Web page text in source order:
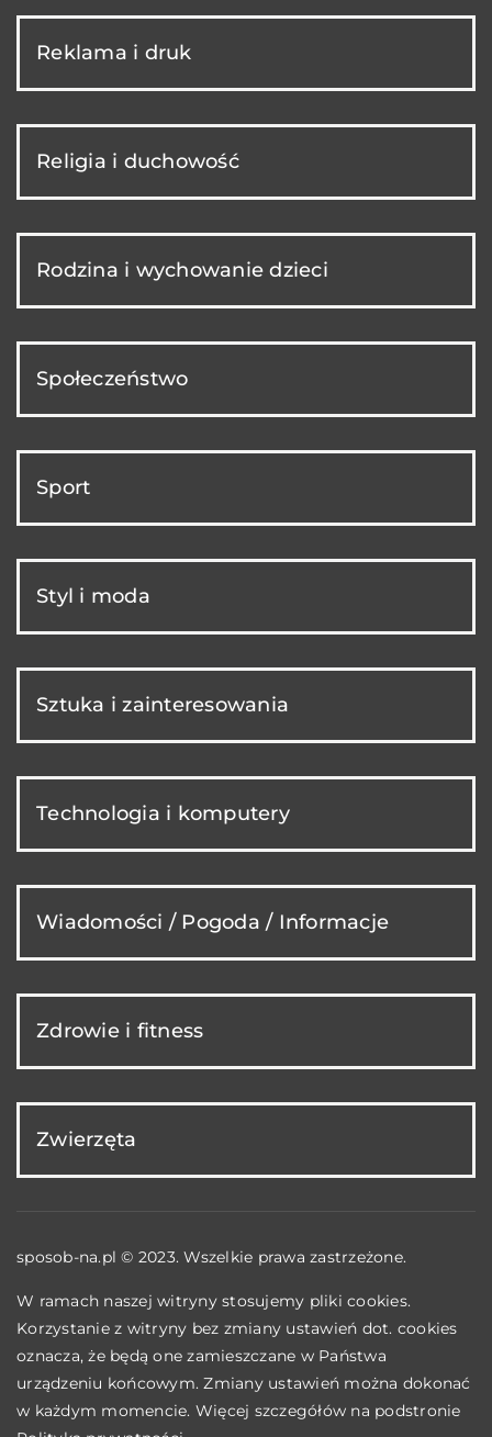
Reklama i druk
Religia i duchowość
Rodzina i wychowanie dzieci
Społeczeństwo
Sport
Styl i moda
Sztuka i zainteresowania
Technologia i komputery
Wiadomości / Pogoda / Informacje
Zdrowie i fitness
Zwierzęta
sposob-na.pl © 2023. Wszelkie prawa zastrzeżone.
W ramach naszej witryny stosujemy pliki cookies.
Korzystanie z witryny bez zmiany ustawień dot. cookies
oznacza, że będą one zamieszczane w Państwa
urządzeniu końcowym. Zmiany ustawień można dokonać
w każdym momencie. Więcej szczegółów na podstronie